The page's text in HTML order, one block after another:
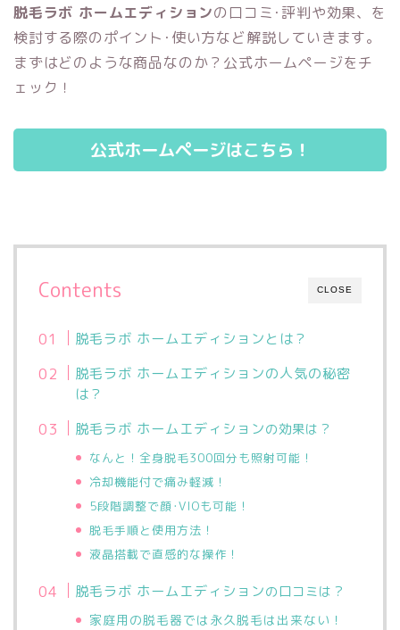
脱毛ラボ ホームエディションの口コミ･評判や効果、を
検討する際のポイント･使い方など解説していきます。
まずはどのような商品なのか？公式ホームページをチ
ェック！
公式ホームページはこちら！
CLOSE
Contents
脱毛ラボ ホームエディションとは？
脱毛ラボ ホームエディションの人気の秘密
は？
脱毛ラボ ホームエディションの効果は？
なんと！全身脱毛300回分も照射可能！
冷却機能付で痛み軽減！
5段階調整で顔･VIOも可能！
脱毛手順と使用方法！
液晶搭載で直感的な操作！
脱毛ラボ ホームエディションの口コミは？
家庭用の脱毛器では永久脱毛は出来ない！